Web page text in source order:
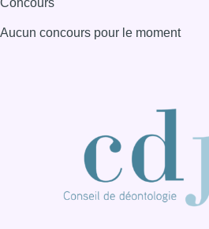
Aucun concours pour le moment